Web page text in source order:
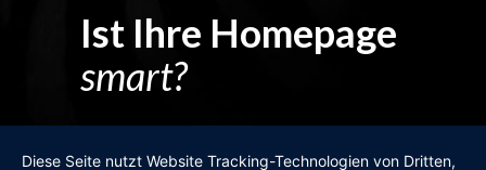
Ist Ihre Homepage
smart?
Diese Seite nutzt Website Tracking-Technologien von Dritten,